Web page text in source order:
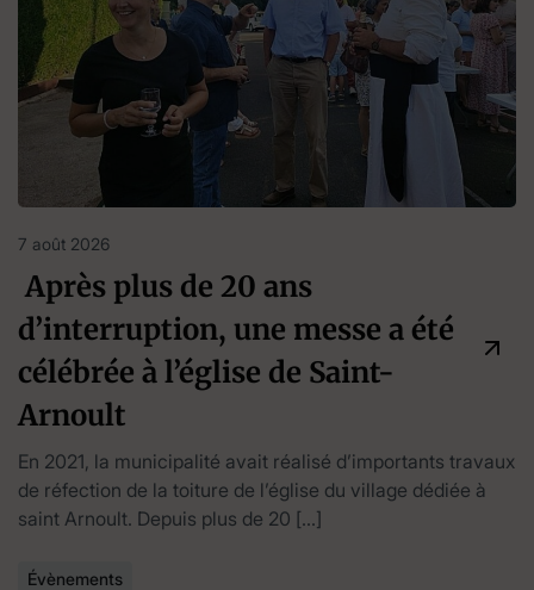
7 août 2026
Après plus de 20 ans
d’interruption, une messe a été
célébrée à l’église de Saint-
Arnoult
En 2021, la municipalité avait réalisé d’importants travaux
de réfection de la toiture de l’église du village dédiée à
saint Arnoult. Depuis plus de 20 […]
Évènements